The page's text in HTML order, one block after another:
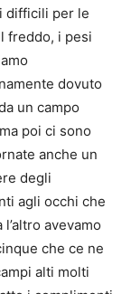
difficili per le
freddo, i pesi
dovuto
un campo
poi ci sono
anche un
degli
agli occhi che
avevamo
che ce ne
alti molti